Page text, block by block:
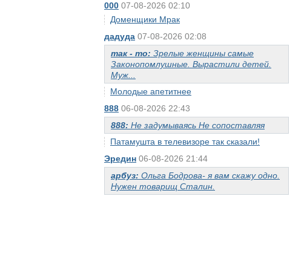
000 07-08-2026 02:10
Доменщики Мрак
дадуда 07-08-2026 02:08
так - то: Зрелые женщины самые
Законопомлушные. Вырастили детей.
Муж...
Молодые апетитнее
888 06-08-2026 22:43
888: Не задумываясь Не сопоставляя
Патамушта в телевизоре так сказали!
Эредин 06-08-2026 21:44
арбуз: Ольга Бодрова- я вам скажу одно.
Нужен товарищ Сталин.